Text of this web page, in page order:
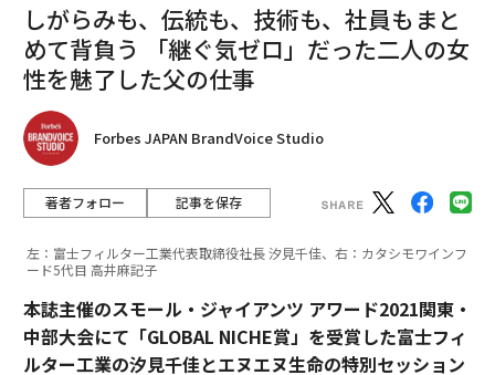
しがらみも、伝統も、技術も、社員もまと
めて背負う 「継ぐ気ゼロ」だった二人の女
性を魅了した父の仕事
Forbes JAPAN BrandVoice Studio
著者フォロー 記事を保存
左：富士フィルター工業代表取締役社長 汐見千佳、右：カタシモワインフ
ード5代目 高井麻記子
本誌主催のスモール・ジャイアンツ アワード2021関東・
中部大会にて「GLOBAL NICHE賞」を受賞した富士フィ
ルター工業の汐見千佳とエヌエヌ生命の特別セッション